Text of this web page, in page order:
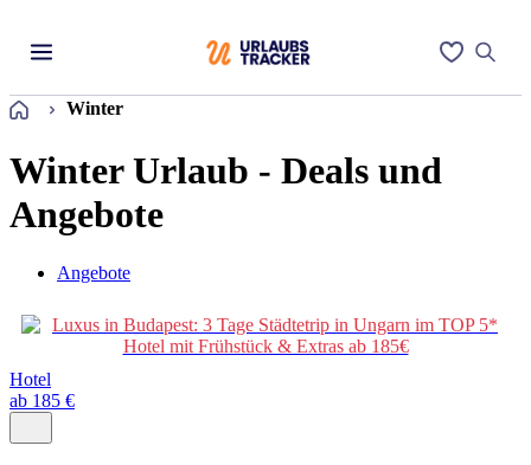
Startseite
Winter
Winter Urlaub - Deals und
Angebote
Angebote
Hotel
ab 185 €